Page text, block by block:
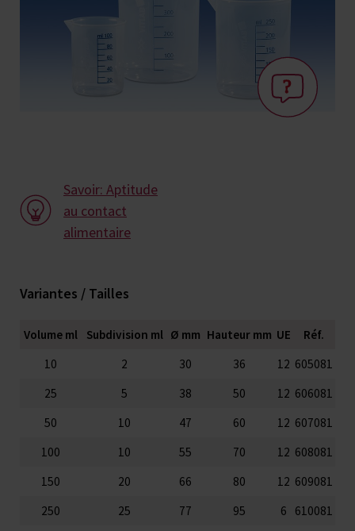
Savoir: Aptitude
au contact
alimentaire
Variantes / Tailles
Volume ml Subdivision ml Ø mm Hauteur mm UE
Réf.
10
2 30 36 12 605081
25
5 38 50 12 606081
50
10 47 60 12 607081
100
10 55 70 12 608081
150
20 66 80 12 609081
250
25 77 95 6
610081